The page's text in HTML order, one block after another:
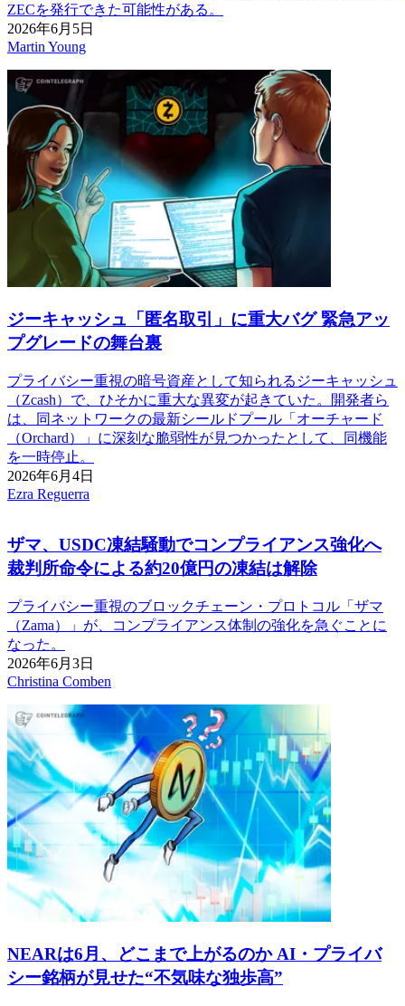
ZECを発行できた可能性がある。
2026年6月5日
Martin Young
ジーキャッシュ「匿名取引」に重大バグ 緊急アッ
プグレードの舞台裏
プライバシー重視の暗号資産として知られるジーキャッシュ
（Zcash）で、ひそかに重大な異変が起きていた。開発者ら
は、同ネットワークの最新シールドプール「オーチャード
（Orchard）」に深刻な脆弱性が見つかったとして、同機能
を一時停止。
2026年6月4日
Ezra Reguerra
ザマ、USDC凍結騒動でコンプライアンス強化へ
裁判所命令による約20億円の凍結は解除
プライバシー重視のブロックチェーン・プロトコル「ザマ
（Zama）」が、コンプライアンス体制の強化を急ぐことに
なった。
2026年6月3日
Christina Comben
NEARは6月、どこまで上がるのか AI・プライバ
シー銘柄が見せた“不気味な独歩高”